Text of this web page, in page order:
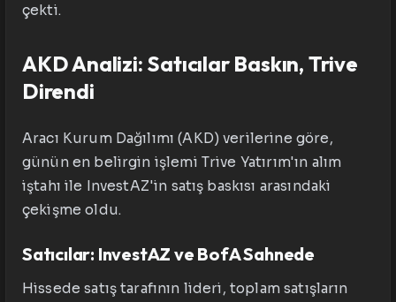
çekti.
AKD Analizi: Satıcılar Baskın, Trive
Direndi
Aracı Kurum Dağılımı (AKD) verilerine göre,
günün en belirgin işlemi Trive Yatırım'ın alım
iştahı ile InvestAZ'in satış baskısı arasındaki
çekişme oldu.
Satıcılar: InvestAZ ve BofA Sahnede
Hissede satış tarafının lideri, toplam satışların